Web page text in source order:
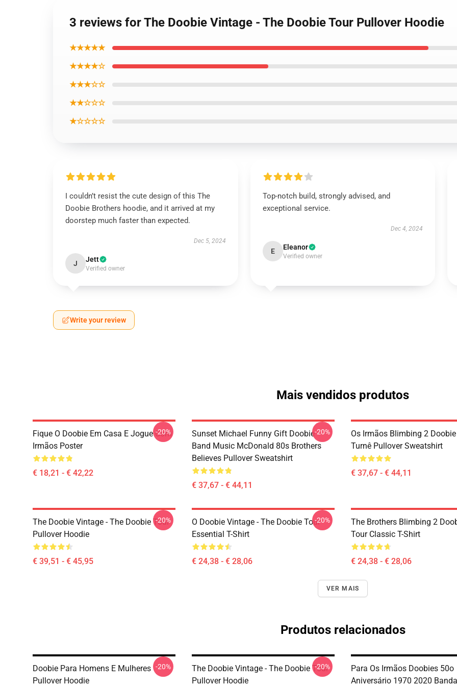
3 reviews for The Doobie Vintage - The Doobie Tour Pullover Hoodie
★★★★★
★★★★☆
★★★☆☆
★★☆☆☆
★☆☆☆☆
I couldn’t resist the cute design of this The
Doobie Brothers hoodie, and it arrived at my
doorstep much faster than expected.
Dec 5, 2024
J Jett
Verified owner
Top-notch build, strongly advised, and
exceptional service.
Dec 4, 2024
E Eleanor
Verified owner
Write your review
Mais vendidos produtos
Fique O Doobie Em Casa E Jogue Com
Irmãos Poster
€ 18,21 - € 42,22
-20%
Sunset Michael Funny Gift Doobie
Band Music McDonald 80s Brothers
Believes Pullover Sweatshirt
€ 37,67 - € 44,11
-20%
Os Irmãos Blimbing 2
Turnê Pullover Sweatshirt
€ 37,67 - € 44,11
The Doobie Vintage - The Doobie Tour
Pullover Hoodie
€ 39,51 - € 45,95
-20%
O Doobie Vintage - The Doobie Tour
Essential T-Shirt
€ 24,38 - € 28,06
-20%
The Brothers Blimbing 2
Tour Classic T-Shirt
€ 24,38 - € 28,06
VER MAIS
Produtos relacionados
Doobie Para Homens E Mulheres
Pullover Hoodie
-20%
The Doobie Vintage - The Doobie Tour
Pullover Hoodie
-20%
Para Os Irmãos Doobies 50o
Aniversário 1970 2020